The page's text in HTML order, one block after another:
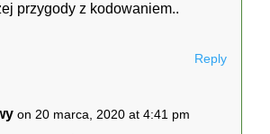
przygody z kodowaniem..
Reply
on 20 marca, 2020 at 4:41 pm